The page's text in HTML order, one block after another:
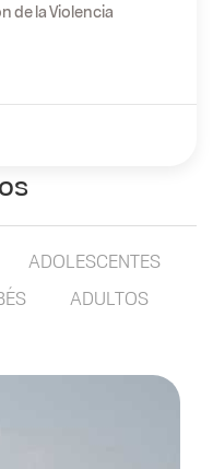
de la Violencia
ADOLESCENTES
ADULTOS